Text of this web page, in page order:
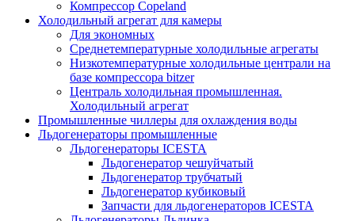
Компрессор Copeland
Холодильный агрегат для камеры
Для экономных
Среднетемпературные холодильные агрегаты
Низкотемпературные холодильные централи на
базе компрессора bitzer
Централь холодильная промышленная.
Холодильный агрегат
Промышленные чиллеры для охлаждения воды
Льдогенераторы промышленные
Льдогенераторы ICESTA
Льдогенератор чешуйчатый
Льдогенератор трубчатый
Льдогенератор кубиковый
Запчасти для льдогенераторов ICESTA